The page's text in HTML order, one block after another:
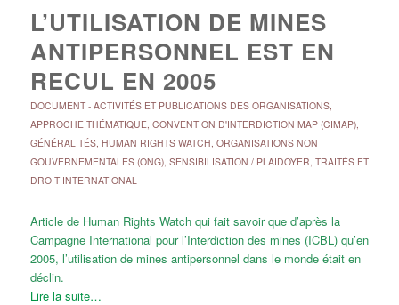
L’UTILISATION DE MINES
ANTIPERSONNEL EST EN
RECUL EN 2005
DOCUMENT- ACTIVITÉS ET PUBLICATIONS DES ORGANISATIONS,
APPROCHE THÉMATIQUE, CONVENTION D'INTERDICTION MAP (CIMAP),
GÉNÉRALITÉS, HUMAN RIGHTS WATCH, ORGANISATIONS NON
GOUVERNEMENTALES (ONG), SENSIBILISATION / PLAIDOYER, TRAITÉS ET
DROIT INTERNATIONAL
Article de Human Rights Watch qui fait savoir que d’après la
Campagne International pour l’Interdiction des mines (ICBL) qu’en
2005, l’utilisation de mines antipersonnel dans le monde était en
déclin.
Lire la suite…